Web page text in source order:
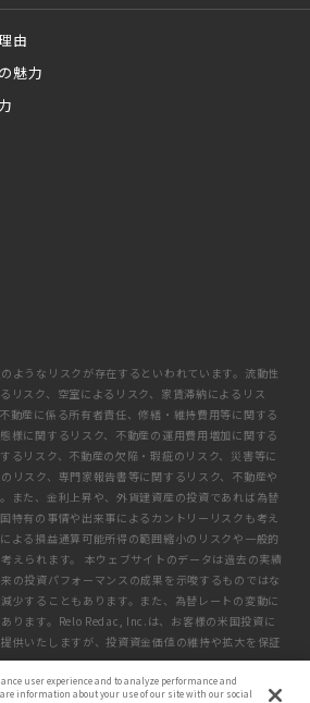
由
魅力
ようなリスクが存在するといわれています。流動性
リスク、空室によるリスク、家賃滞納によるリス
動産に係る所有者責任、修繕・維持費用等に関する
様に関するリスク、不動産の運用費用増加に関する
るリスク、不動産の欠陥・瑕疵のリスク、災害等に
リスク、専門家報告書等に関するリスク、不動産や
また、金利上昇や、外貨建資産の投資であれば為替
特有の事情や出来事によるカントリーリスクも考え
よる損益通算可能所得の範囲縮小のリスクや一般的
えられます。 本ウェブサイトのデータは過去の実績
の投資パフォーマンスの成果を示唆するものではな
少することもあります。また、為替レートの変動に
ります。Relo Redac, Inc.は、お客様の米国投資に
供いたしますが、投資資金価値の維持や拡大を保証
user experience and to analyze performance and
information about your use of our site with our social